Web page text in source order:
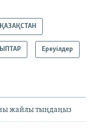
ҚАЗАҚСТАН
Ереуілдер
жайлы тыңдаңыз